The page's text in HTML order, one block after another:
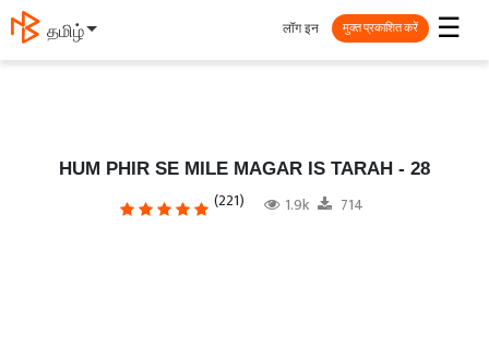
తెలుగు ☰
लॉग इन मुक्त प्रकाशित करें
HUM PHIR SE MILE MAGAR IS TARAH - 28
(221) 1.9k 714